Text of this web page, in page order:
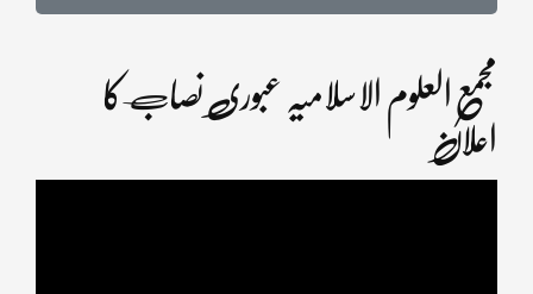
مجمع العلوم الاسلامیہ عبوری نصاب کا
اعلان